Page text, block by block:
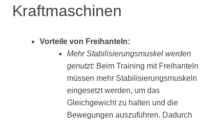
Kraftmaschinen
Vorteile von Freihanteln:
Mehr Stabilisierungsmuskel werden
genutzt: Beim Training mit Freihanteln
müssen mehr Stabilisierungsmuskeln
eingesetzt werden, um das
Gleichgewicht zu halten und die
Bewegungen auszuführen. Dadurch